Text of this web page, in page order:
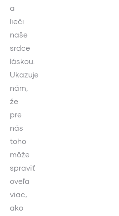
a
lieči
naše
srdce
láskou.
Ukazuje
nám,
že
pre
nás
toho
môže
spraviť
oveľa
viac,
ako